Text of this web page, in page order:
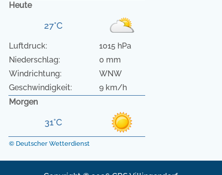
Heute
27°C
Luftdruck:
1015 hPa
Niederschlag:
0 mm
Windrichtung:
WNW
Geschwindigkeit:
9 km/h
Morgen
31°C
© Deutscher Wetterdienst